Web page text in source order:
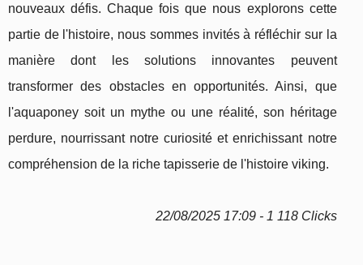
nouveaux défis. Chaque fois que nous explorons cette
partie de l'histoire, nous sommes invités à réfléchir sur la
manière dont les solutions innovantes peuvent
transformer des obstacles en opportunités. Ainsi, que
l'aquaponey soit un mythe ou une réalité, son héritage
perdure, nourrissant notre curiosité et enrichissant notre
compréhension de la riche tapisserie de l'histoire viking.
22/08/2025 17:09 - 1 118 Clicks